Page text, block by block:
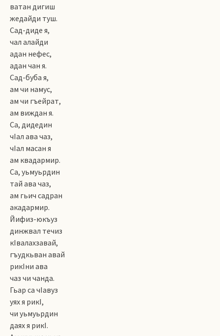
ватан дигиш
жедайди туш.
Сад-диде я,
чал алайди
адан нефес,
адан чан я.
Сад-буба я,
ам чи намус,
ам чи гъейрат,
ам виждан я.
Са, дидедин
чIал ава чаз,
чIал масан я
ам квадармир.
Са, уьмуьрдин
тай ава чаз,
ам гьич садран
акадармир.
Йифиз-юкъуз
динжвал течиз
кIвалахзавай,
гъудкьван авай
рикIни ава
чаз чи чанда.
Гьар са чIавуз
уях я рикI,
чи уьмуьрдин
даях я рикI.